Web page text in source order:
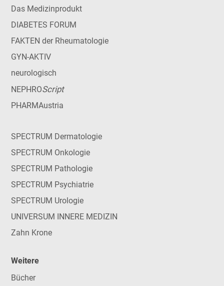
Das Medizinprodukt
DIABETES FORUM
FAKTEN der Rheumatologie
GYN-AKTIV
neurologisch
NEPHROScript
PHARMAustria
SPECTRUM Dermatologie
SPECTRUM Onkologie
SPECTRUM Pathologie
SPECTRUM Psychiatrie
SPECTRUM Urologie
UNIVERSUM INNERE MEDIZIN
Zahn Krone
Weitere
Bücher